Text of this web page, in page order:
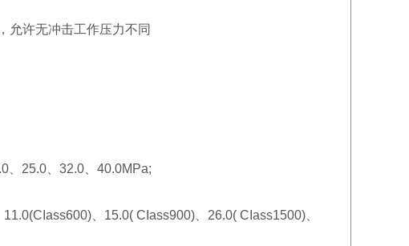
许无冲击工作压力不同
、25.0、32.0、40.0MPa;
、15.0( CIass900)、26.0( CIass1500)、